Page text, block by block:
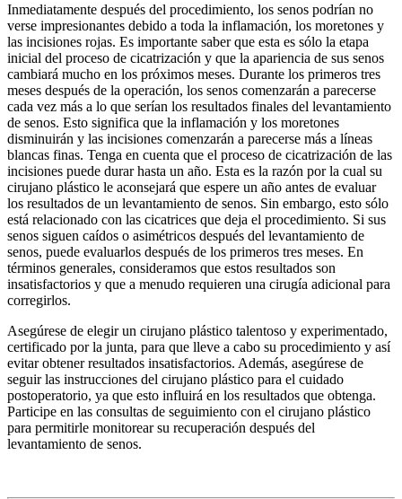
Inmediatamente después del procedimiento, los senos podrían no
verse impresionantes debido a toda la inflamación, los moretones y
las incisiones rojas. Es importante saber que esta es sólo la etapa
inicial del proceso de cicatrización y que la apariencia de sus senos
cambiará mucho en los próximos meses. Durante los primeros tres
meses después de la operación, los senos comenzarán a parecerse
cada vez más a lo que serían los resultados finales del levantamiento
de senos. Esto significa que la inflamación y los moretones
disminuirán y las incisiones comenzarán a parecerse más a líneas
blancas finas. Tenga en cuenta que el proceso de cicatrización de las
incisiones puede durar hasta un año. Esta es la razón por la cual su
cirujano plástico le aconsejará que espere un año antes de evaluar
los resultados de un levantamiento de senos. Sin embargo, esto sólo
está relacionado con las cicatrices que deja el procedimiento. Si sus
senos siguen caídos o asimétricos después del levantamiento de
senos, puede evaluarlos después de los primeros tres meses. En
términos generales, consideramos que estos resultados son
insatisfactorios y que a menudo requieren una cirugía adicional para
corregirlos.
Asegúrese de elegir un cirujano plástico talentoso y experimentado,
certificado por la junta, para que lleve a cabo su procedimiento y así
evitar obtener resultados insatisfactorios. Además, asegúrese de
seguir las instrucciones del cirujano plástico para el cuidado
postoperatorio, ya que esto influirá en los resultados que obtenga.
Participe en las consultas de seguimiento con el cirujano plástico
para permitirle monitorear su recuperación después del
levantamiento de senos.